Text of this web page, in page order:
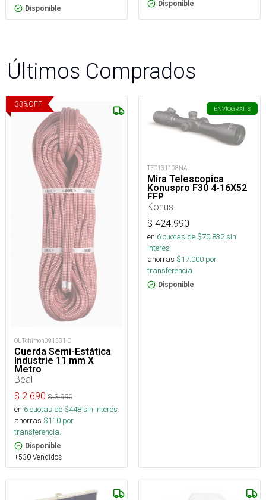
Disponible
Disponible
Últimos Comprados
33%OFF
OUTchimon091531-C
Cuerda Semi-Estática
Industrie 11 mm X
Metro
Beal
$ 2.690 $3.990
en 6cuotas de $448sin interés
ahorras $110 por
transferencia.
Disponible
+530 Vendidos
ENVÍOGRATIS
TEC131108NA
Mira Telescopica
Konuspro F30 4-16X52
FFP
Konus
$ 424.990
en 6cuotas de $70.832sin
interés
ahorras $17.000 por
transferencia.
Disponible